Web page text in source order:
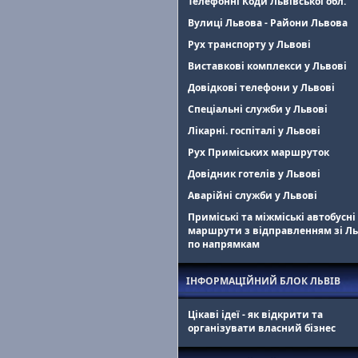
Вулиці Львова - Райони Львова
Рух транспорту у Львові
Виставкові комплекси у Львові
Довідкові телефони у Львові
Спеціальні служби у Львові
Лікарні. госпіталі у Львові
Рух Приміських маршруток
Довідник готелів у Львові
Аварійні служби у Львові
Приміські та міжміські автобусні
маршрути з відправленням зі
по напрямкам
ІНФОРМАЦІЙНИЙ БЛОК ЛЬВІВ
Цікаві ідеї - як відкрити та
організувати власний бізнес